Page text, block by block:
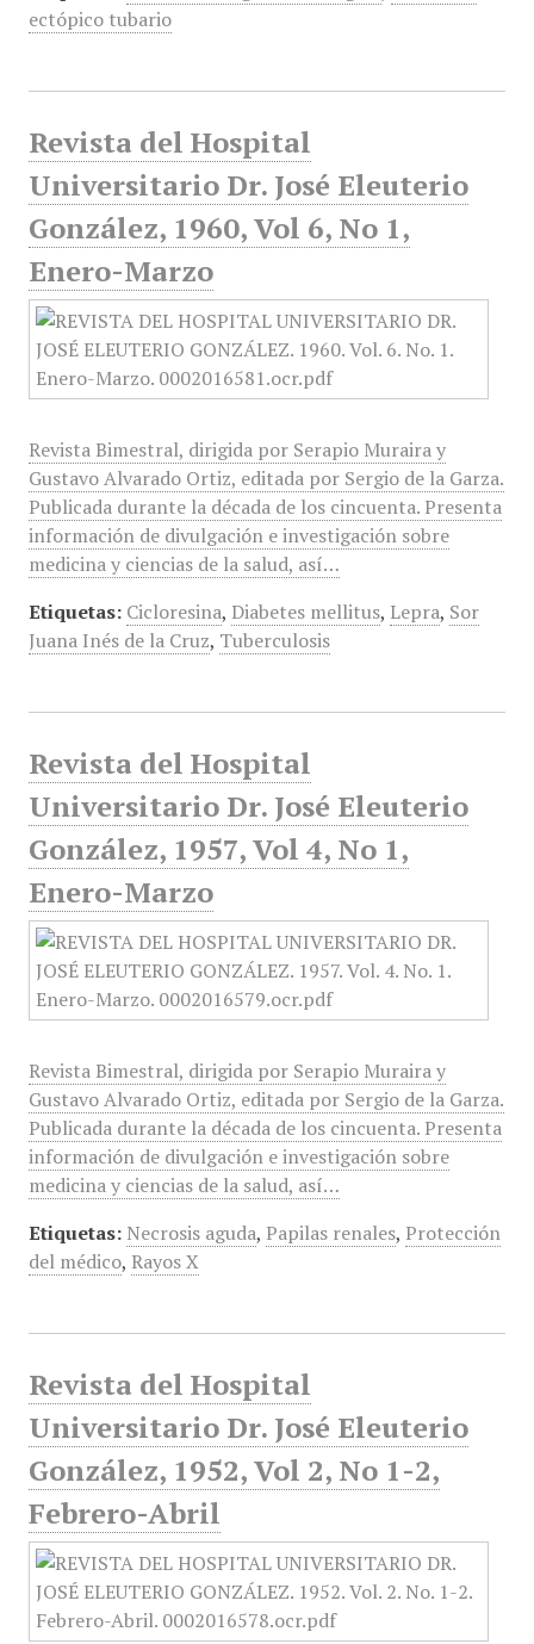
ectópico tubario
Revista del Hospital
Universitario Dr. José Eleuterio
González, 1960, Vol 6, No 1,
Enero-Marzo
Revista Bimestral, dirigida por Serapio Muraira y
Gustavo Alvarado Ortiz, editada por Sergio de la Garza.
Publicada durante la década de los cincuenta. Presenta
información de divulgación e investigación sobre
medicina y ciencias de la salud, así…
Etiquetas: Cicloresina, Diabetes mellitus, Lepra, Sor
Juana Inés de la Cruz, Tuberculosis
Revista del Hospital
Universitario Dr. José Eleuterio
González, 1957, Vol 4, No 1,
Enero-Marzo
Revista Bimestral, dirigida por Serapio Muraira y
Gustavo Alvarado Ortiz, editada por Sergio de la Garza.
Publicada durante la década de los cincuenta. Presenta
información de divulgación e investigación sobre
medicina y ciencias de la salud, así…
Etiquetas: Necrosis aguda, Papilas renales, Protección
del médico, Rayos X
Revista del Hospital
Universitario Dr. José Eleuterio
González, 1952, Vol 2, No 1-2,
Febrero-Abril